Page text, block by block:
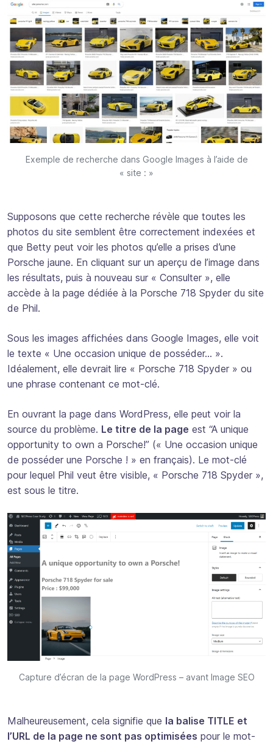
Exemple de recherche dans Google Images à l’aide de
« site : »
Supposons que cette recherche révèle que toutes les
photos du site semblent être correctement indexées et
que Betty peut voir les photos qu’elle a prises d’une
Porsche jaune. En cliquant sur un aperçu de l’image dans
les résultats, puis à nouveau sur « Consulter », elle
accède à la page dédiée à la Porsche 718 Spyder du site
de Phil.
Sous les images affichées dans Google Images, elle voit
le texte « Une occasion unique de posséder… ».
Idéalement, elle devrait lire « Porsche 718 Spyder » ou
une phrase contenant ce mot-clé.
En ouvrant la page dans WordPress, elle peut voir la
source du problème. Le titre de la page est “A unique
opportunity to own a Porsche!” (« Une occasion unique
de posséder une Porsche ! » en français). Le mot-clé
pour lequel Phil veut être visible, « Porsche 718 Spyder »,
est sous le titre.
Capture d’écran de la page WordPress – avant Image SEO
Malheureusement, cela signifie que la balise TITLE et
l’URL de la page ne sont pas optimisées pour le mot-